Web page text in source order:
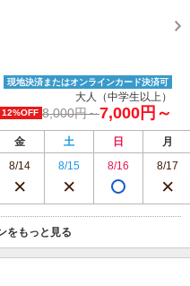
現地決済またはオンラインカード決済可
大人（中学生以上）
12%OFF 8,000円～7,000円～
金 土 日
月
8/14 8/15 8/16 8/17
をもっと見る